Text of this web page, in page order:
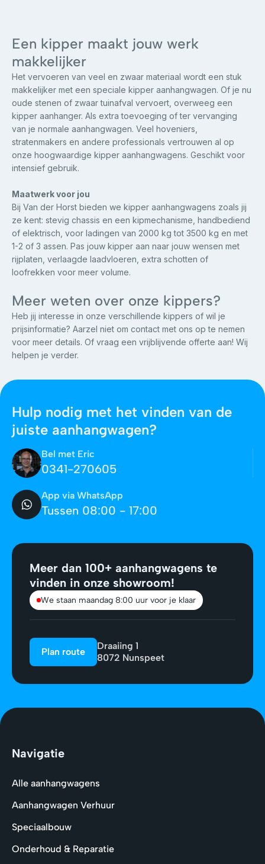
Een kipper maakt jouw werk
makkelijker
Het vervoeren van veel en zwaar materiaal wordt een stuk
makkelijker met een speciale kipper aanhangwagen. Of je nu
oude stenen of zwaar tuinafval vervoert, overweeg een
kipper aanhanger. Als extra toevoeging of ter vervanging
van je normale aanhangwagen. Veel hoveniers,
stratenmakers en andere professionals vertrouwen al op
onze hoogwaardige kipper aanhangwagens. Geschikt voor
intensief gebruik.
Maatwerk voor jou
Bij Van der Horst bieden we kipper aanhangwagens zoals jij
ze kent: stevig chassis en een kipmechanisme, handbediend
of elektrisch, voor ladingen van 2000 kg tot 3500 kg en met
1-2 of 3 assen. Pas jouw kipper aan naar jouw wensen met
rijplaten, verlaagde laadvloeren, extra schotten of
loofrekken voor meer volume.
Meer weten over onze kippers?
Heb jij interesse in onze verschillende kippers of wil je
prijsinformatie? Aarzel niet om contact met ons op te nemen
voor meer details. Of vraag een vrijblijvende offerte aan! Wij
helpen je verder.
Hulp nodig met het vinden van de
juiste aanhangwagen?
Bel met Eric
0341-270605
App via WhatsApp
Tussen 08:00 - 17:00
Meer dan 100+ aanhangwagens te
vinden in onze showroom!
We staan maandag 8:00 uur voor je klaar
Plan route
Draaiing 1
8072 Nunspeet
Navigatie
Alle aanhangwagens
Aanhangwagen Verhuur
Speciaalbouw
Onderhoud & Reparatie